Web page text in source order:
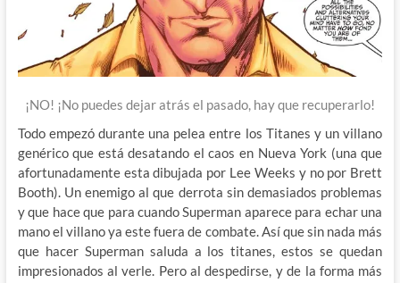
¡NO! ¡No puedes dejar atrás el pasado, hay que recuperarlo!
Todo empezó durante una pelea entre los Titanes y un villano
genérico que está desatando el caos en Nueva York (una que
afortunadamente esta dibujada por Lee Weeks y no por Brett
Booth). Un enemigo al que derrota sin demasiados problemas
y que hace que para cuando Superman aparece para echar una
mano el villano ya este fuera de combate. Así que sin nada más
que hacer Superman saluda a los titanes, estos se quedan
impresionados al verle. Pero al despedirse, y de la forma más